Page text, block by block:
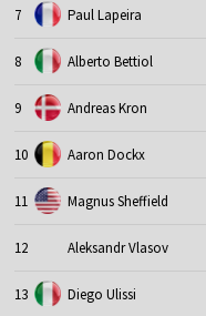
7 Paul Lapeira
8 Alberto Bettiol
9 Andreas Kron
10 Aaron Dockx
11 Magnus Sheffield
12 Aleksandr Vlasov
13 Diego Ulissi